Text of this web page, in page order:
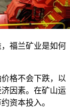
福兰矿业是如何
格不会下跌，以
因素。在矿山运
资本投入。